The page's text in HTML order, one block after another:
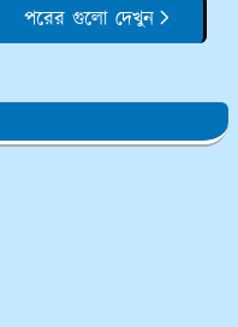
পরের গুলো দেখুন